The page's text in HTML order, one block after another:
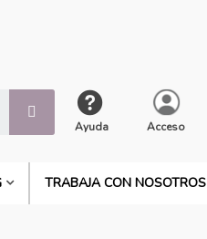
Ayuda Acceso
TRABAJA CON NOSOTROS